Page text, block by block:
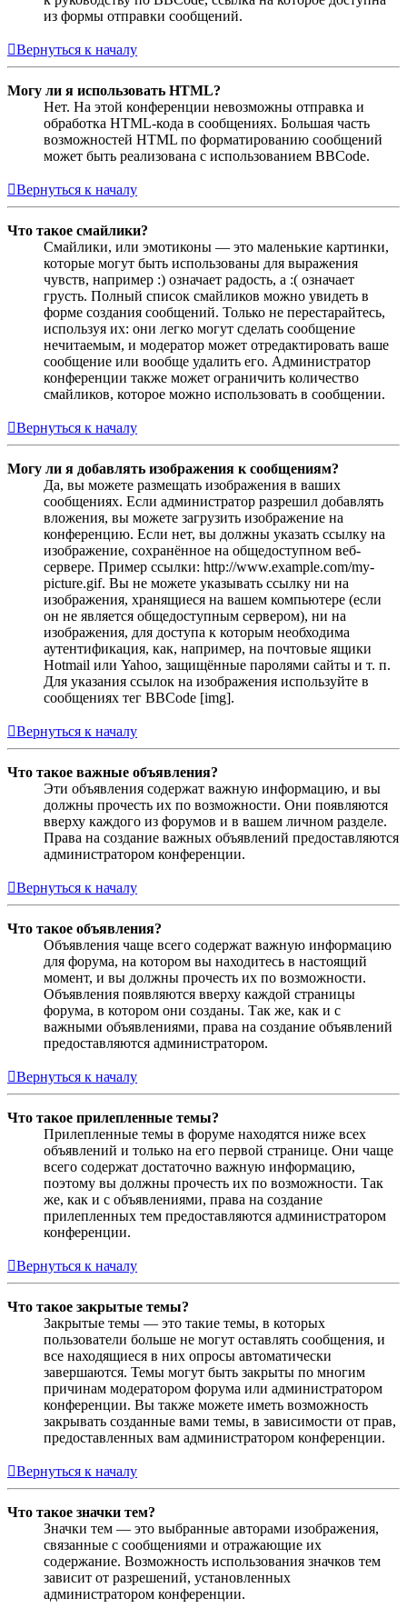
из формы отправки сообщений.
Вернуться к началу
Могу ли я использовать HTML?
Нет. На этой конференции невозможны отправка и
обработка HTML-кода в сообщениях. Большая часть
возможностей HTML по форматированию сообщений
может быть реализована с использованием BBCode.
Вернуться к началу
Что такое смайлики?
Смайлики, или эмотиконы — это маленькие картинки,
которые могут быть использованы для выражения
чувств, например :) означает радость, а :( означает
грусть. Полный список смайликов можно увидеть в
форме создания сообщений. Только не перестарайтесь,
используя их: они легко могут сделать сообщение
нечитаемым, и модератор может отредактировать ваше
сообщение или вообще удалить его. Администратор
конференции также может ограничить количество
смайликов, которое можно использовать в сообщении.
Вернуться к началу
Могу ли я добавлять изображения к сообщениям?
Да, вы можете размещать изображения в ваших
сообщениях. Если администратор разрешил добавлять
вложения, вы можете загрузить изображение на
конференцию. Если нет, вы должны указать ссылку на
изображение, сохранённое на общедоступном веб-
сервере. Пример ссылки: http://www.example.com/my-
picture.gif. Вы не можете указывать ссылку ни на
изображения, хранящиеся на вашем компьютере (если
он не является общедоступным сервером), ни на
изображения, для доступа к которым необходима
аутентификация, как, например, на почтовые ящики
Hotmail или Yahoo, защищённые паролями сайты и т. п.
Для указания ссылок на изображения используйте в
сообщениях тег BBCode [img].
Вернуться к началу
Что такое важные объявления?
Эти объявления содержат важную информацию, и вы
должны прочесть их по возможности. Они появляются
вверху каждого из форумов и в вашем личном разделе.
Права на создание важных объявлений предоставляются
администратором конференции.
Вернуться к началу
Что такое объявления?
Объявления чаще всего содержат важную информацию
для форума, на котором вы находитесь в настоящий
момент, и вы должны прочесть их по возможности.
Объявления появляются вверху каждой страницы
форума, в котором они созданы. Так же, как и с
важными объявлениями, права на создание объявлений
предоставляются администратором.
Вернуться к началу
Что такое прилепленные темы?
Прилепленные темы в форуме находятся ниже всех
объявлений и только на его первой странице. Они чаще
всего содержат достаточно важную информацию,
поэтому вы должны прочесть их по возможности. Так
же, как и с объявлениями, права на создание
прилепленных тем предоставляются администратором
конференции.
Вернуться к началу
Что такое закрытые темы?
Закрытые темы — это такие темы, в которых
пользователи больше не могут оставлять сообщения, и
все находящиеся в них опросы автоматически
завершаются. Темы могут быть закрыты по многим
причинам модератором форума или администратором
конференции. Вы также можете иметь возможность
закрывать созданные вами темы, в зависимости от прав,
предоставленных вам администратором конференции.
Вернуться к началу
Что такое значки тем?
Значки тем — это выбранные авторами изображения,
связанные с сообщениями и отражающие их
содержание. Возможность использования значков тем
зависит от разрешений, установленных
администратором конференции.